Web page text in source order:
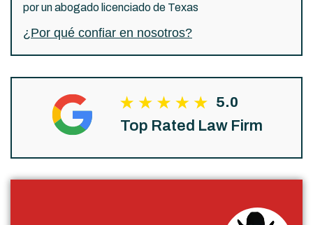
por un abogado licenciado de Texas
¿Por qué confiar en nosotros?
5.0
Top Rated Law Firm